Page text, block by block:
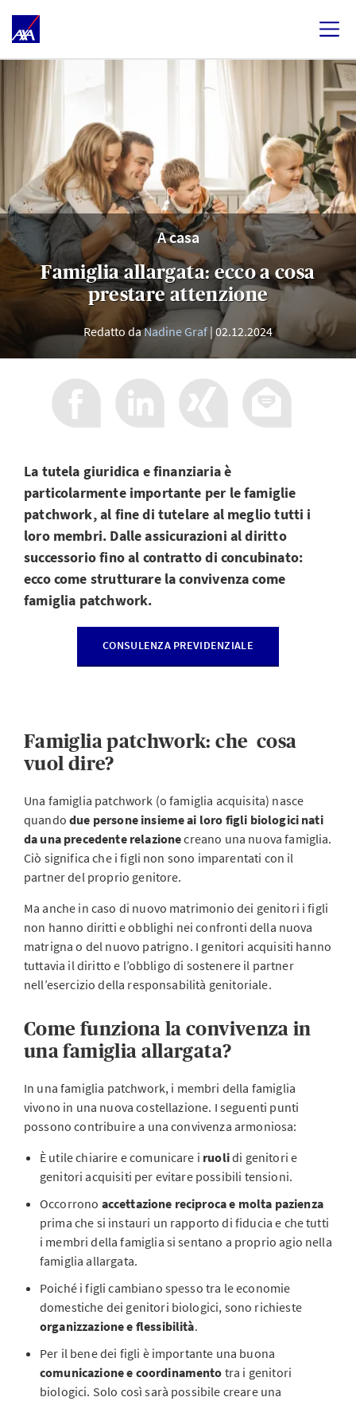
A casa
Famiglia allargata: ecco a cosa
prestare attenzione
Redatto daNadine Graf 02.12.2024
La tutela giuridica e finanziaria è
particolarmente importante per le famiglie
patchwork, al fine di tutelare al meglio tutti i
loro membri. Dalle assicurazioni al diritto
successorio fino al contratto di concubinato:
ecco come strutturare la convivenza come
famiglia patchwork.
CONSULENZA PREVIDENZIALE
Famiglia patchwork: che cosa
vuol dire?
Una famiglia patchwork (o famiglia acquisita) nasce
quandodue persone insieme ai loro figli biologici nati
da una precedente relazionecreano una nuova famiglia.
Ciò significa che i figli non sono imparentati con il
partner del proprio genitore.
Ma anche in caso di nuovo matrimonio dei genitori i figli
non hanno diritti e obblighi nei confronti della nuova
matrigna o del nuovo patrigno. I genitori acquisiti hanno
tuttavia il diritto e l’obbligo di sostenere il partner
nell’esercizio della responsabilità genitoriale.
Come funziona la convivenza in
una famiglia allargata?
In una famiglia patchwork, i membri della famiglia
vivono in una nuova costellazione. I seguenti punti
possono contribuire a una convivenza armoniosa:
È utile chiarire e comunicare i ruolidi genitori e
genitori acquisiti per evitare possibili tensioni.
Occorrono accettazione reciproca e molta pazienza
prima che si instauri un rapporto di fiducia e che tutti
i membri della famiglia si sentano a proprio agio nella
famiglia allargata.
Poiché i figli cambiano spesso tra le economie
domestiche dei genitori biologici, sono richieste
organizzazione e flessibilità.
Per il bene dei figli è importante una buona
comunicazione e coordinamento tra i genitori
biologici. Solo così sarà possibile creare una